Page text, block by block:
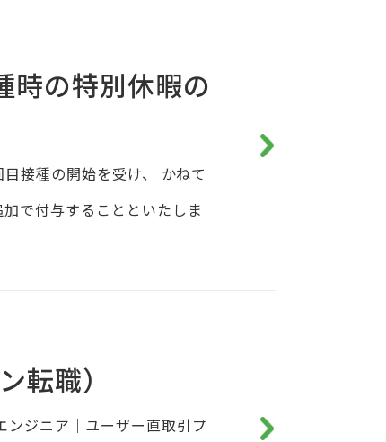
時の特別休暇の
接種の開始を受け、 かねて
で付与することといたしま
転職）
ジニア｜ユーザー直取引プ